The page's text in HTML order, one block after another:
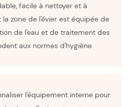
facile à nettoyer et à
la zone de l'évier est équipée de
de l'eau et de traitement des
aux normes d'hygiène
l'équipement interne pour